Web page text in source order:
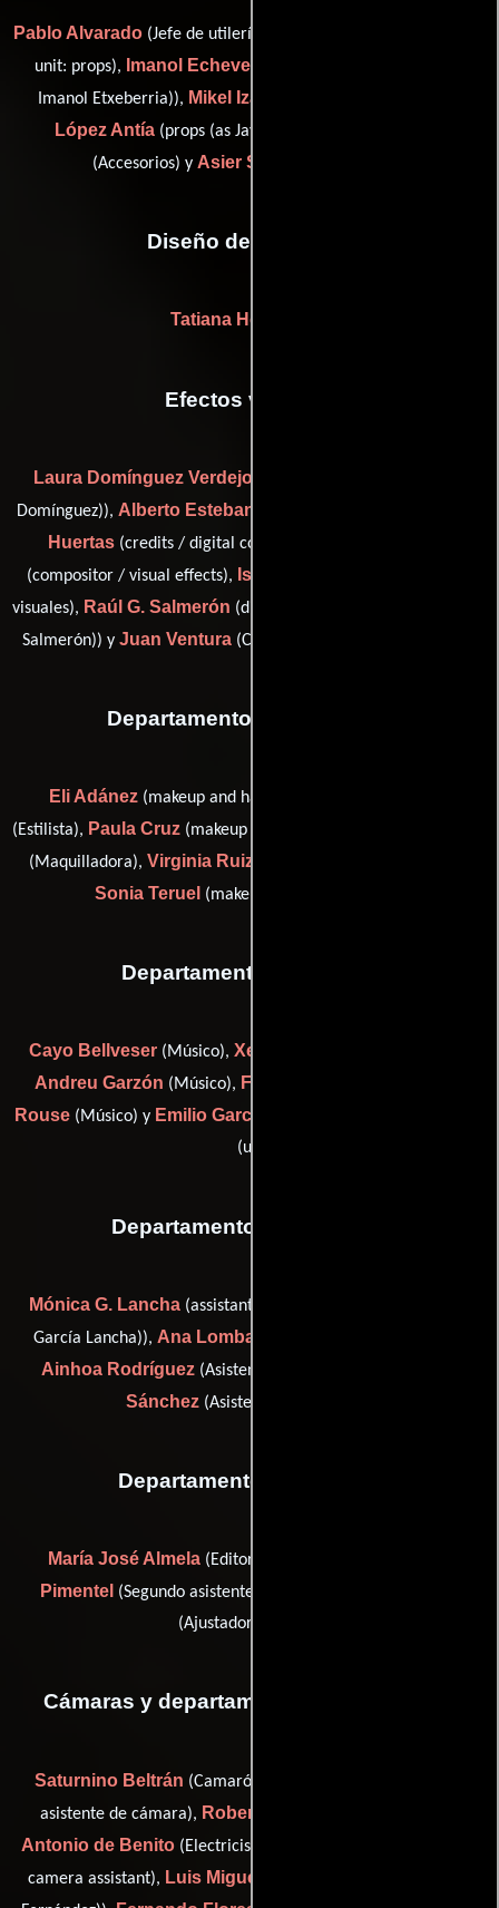
Pablo Alvarado (Jefe de utilería),
unit: props),
Imanol Echeverría
Imanol Etxeberria)), Mikel Izaguirre
López Antía(props (as Javi López)),
(Accesorios) y Asier Serrano
Diseño de vestuario
Tatiana Hernández
Efectos visuales
Laura Domínguez Verdejo
Domínguez)), Alberto Esteban
Huertas (credits / digital compositor),
(compositor / visual effects), Israel Millán
visuales), Raúl G. Salmerón (digital compositor (as Raúl García
Salmerón)) y Juan Ventura(Coordinador de efectos visuales)
Departamento de maquillaje
Eli Adánez(makeup and hair assistant),
(Estilista), Paula Cruz (makeup and hair assistant),
(Maquilladora), Virginia Ruiz
Sonia Teruel (makeup and hair assistant)
Departamento de musica
Cayo Bellveser(Músico), Xema Fuertes
Andreu Garzón (Músico), Fran Gude
Rouse (Músico) y Emilio García Rivas
(u))
Departamento de vestuario
Mónica G. Lancha (assistant costume designer (as Mónica
García Lancha)), Ana Lombardía
Ainhoa Rodríguez(Asistente de vestuario) y
Sánchez(Asistente de vestuario)
Departamento de editorial
María José Almela(Editor asistente),
Pimentel (Segundo asistente de editor) y
(Ajustador de color)
Cámaras y departamento de electricidad
Saturnino Beltrán (Camarógrafo),
asistente de cámara), Roberto Cuadrado
Antonio de Benito (Electricista),
camera assistant), Luis Miguel Fernández